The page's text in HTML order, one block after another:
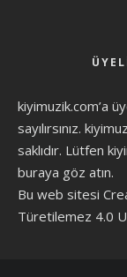
kiyimuzik.com’a
sayılırsınız.
saklıdır. Lütfen
buraya göz atın.
Bu web sitesi
Türetilemez 4.0